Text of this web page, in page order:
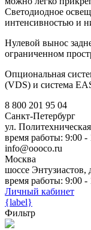
Светодиодное
интенсивностью и
Нулевой вынос
ограниченном
Опциональная
(VDS) и система
8 800 201 95 04
Санкт-Петербург
ул.
время работы: 9:00 -
info@oooco.ru
Москва
шоссе Энтузиастов,
время работы: 9:00 -
Личный кабинет
{label}
Фильтр